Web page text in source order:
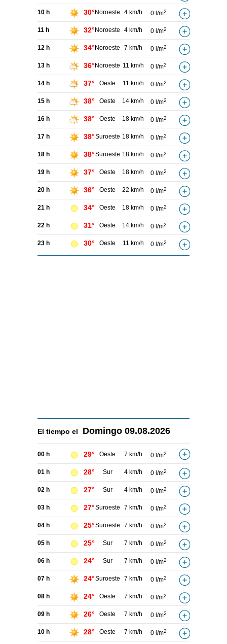
10 h 30° Noroeste 4 km/h 0 l/m2
11 h 32° Noroeste 4 km/h 0 l/m2
12 h 34° Noroeste 7 km/h 0 l/m2
13 h 36° Noroeste 11 km/h 0 l/m2
14 h 37° Oeste 11 km/h 0 l/m2
15 h 38° Oeste 14 km/h 0 l/m2
16 h 38° Oeste 18 km/h 0 l/m2
17 h 38°Suroeste 18 km/h 0 l/m2
18 h 38°Suroeste 18 km/h 0 l/m2
19 h 37° Oeste 18 km/h 0 l/m2
20 h 36° Oeste 22 km/h 0 l/m2
21 h 34° Oeste 18 km/h 0 l/m2
22 h 31° Oeste 14 km/h 0 l/m2
23 h 30° Oeste 11 km/h 0 l/m2
El tiempo el Domingo 09.08.2026
00 h 29° Oeste 7 km/h 0 l/m2
01 h 28° Sur 4 km/h 0 l/m2
02 h 27° Sur 4 km/h 0 l/m2
03 h 27°Suroeste 7 km/h 0 l/m2
04 h 25°Suroeste 7 km/h 0 l/m2
05 h 25° Sur 7 km/h 0 l/m2
06 h 24° Sur 7 km/h 0 l/m2
07 h 24°Suroeste 7 km/h 0 l/m2
08 h 24° Oeste 7 km/h 0 l/m2
09 h 26° Oeste 7 km/h 0 l/m2
10 h 28° Oeste 7 km/h 0 l/m2